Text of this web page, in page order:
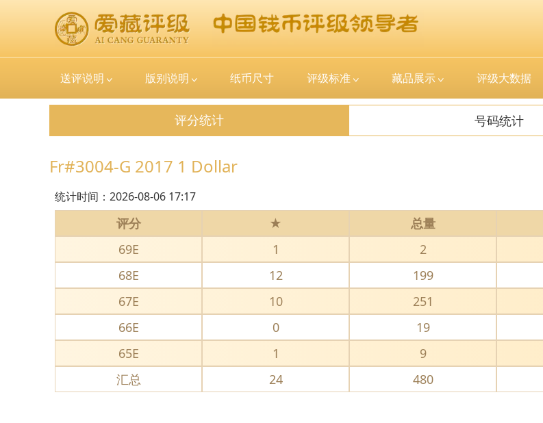
送评说明 版别说明 纸币尺寸 评级标准 藏品展示 评级大数据
评分统计 号码统计
Fr#3004-G 2017 1 Dollar
统计时间： 2026-08-06 17:17
评分 ★ 总量
69E
1 2
68E
12 199
67E
10 251
66E
0 19
65E
1 9
汇总
24 480